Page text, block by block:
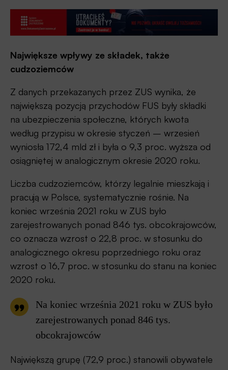
Największe wpływy ze składek, także
cudzoziemców
Z danych przekazanych przez ZUS wynika, że
największą pozycją przychodów FUS były składki
na ubezpieczenia społeczne, których kwota
według przypisu w okresie styczeń – wrzesień
wyniosła 172,4 mld zł i była o 9,3 proc. wyższa od
osiągniętej w analogicznym okresie 2020 roku.
Liczba cudzoziemców, którzy legalnie mieszkają i
pracują w Polsce, systematycznie rośnie. Na
koniec września 2021 roku w ZUS było
zarejestrowanych ponad 846 tys. obcokrajowców,
co oznacza wzrost o 22,8 proc. w stosunku do
analogicznego okresu poprzedniego roku oraz
wzrost o 16,7 proc. w stosunku do stanu na koniec
2020 roku.
Na koniec września 2021 roku w ZUS było
zarejestrowanych ponad 846 tys.
obcokrajowców
Największą grupę (72,9 proc.) stanowili obywatele